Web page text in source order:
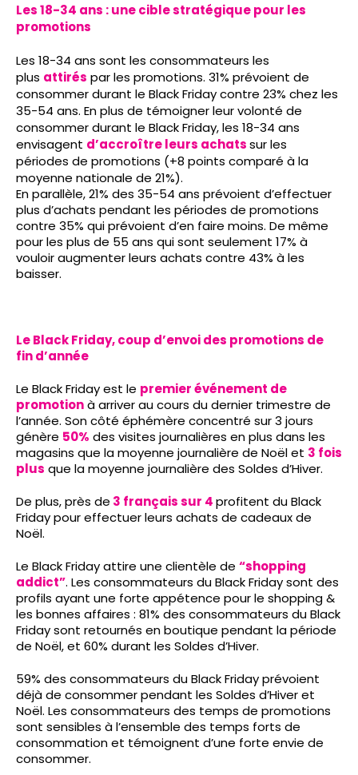
Les 18-34 ans : une cible stratégique pour les
promotions
Les 18-34 ans sont les consommateurs les
plus attirés par les promotions. 31% prévoient de
consommer durant le Black Friday contre 23% chez les
35-54 ans. En plus de témoigner leur volonté de
consommer durant le Black Friday, les 18-34 ans
envisagent d’accroître leurs achatssur les
périodes de promotions (+8 points comparé à la
moyenne nationale de 21%).
En parallèle, 21% des 35-54 ans prévoient d’effectuer
plus d’achats pendant les périodes de promotions
contre 35% qui prévoient d’en faire moins. De même
pour les plus de 55 ans qui sont seulement 17% à
vouloir augmenter leurs achats contre 43% à les
baisser.
Le Black Friday, coup d’envoi des promotions de
fin d’année
Le Black Friday est le premier événement de
promotionà arriver au cours du dernier trimestre de
l’année. Son côté éphémère concentré sur 3 jours
génère 50% des visites journalières en plus dans les
magasins que la moyenne journalière de Noël et 3 fois
plus que la moyenne journalière des Soldes d’Hiver.
De plus, près de 3 français sur 4profitent du Black
Friday pour effectuer leurs achats de cadeaux de
Noël.
Le Black Friday attire une clientèle de “shopping
addict”. Les consommateurs du Black Friday sont des
profils ayant une forte appétence pour le shopping &
les bonnes affaires : 81% des consommateurs du Black
Friday sont retournés en boutique pendant la période
de Noël, et 60% durant les Soldes d’Hiver.
59% des consommateurs du Black Friday prévoient
déjà de consommer pendant les Soldes d’Hiver et
Noël. Les consommateurs des temps de promotions
sont sensibles à l’ensemble des temps forts de
consommation et témoignent d’une forte envie de
consommer.